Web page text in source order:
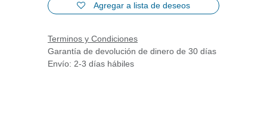
Agregar a lista de deseos
Terminos y Condiciones
Garantía de devolución de dinero de 30 días
Envío: 2-3 días hábiles